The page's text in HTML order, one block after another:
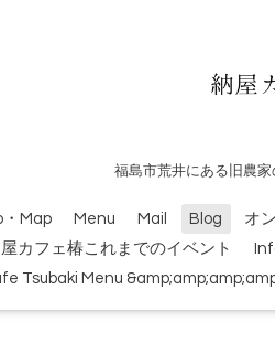
福島市荒井にある旧農家
・Map Menu Mail Blog オ
カフェ椿これまでのイベント
Tsubaki Menu